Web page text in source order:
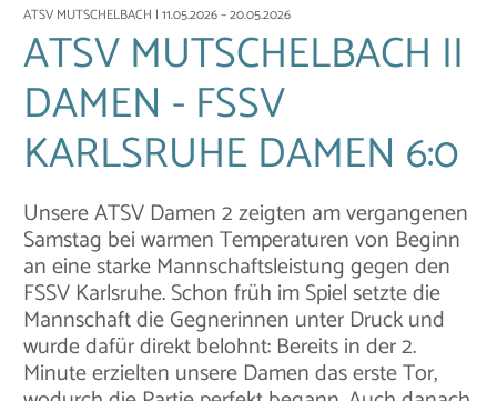
ATSV MUTSCHELBACH | 11.05.2026 – 20.05.2026
ATSV MUTSCHELBACH II
DAMEN - FSSV
KARLSRUHE DAMEN 6:0
Unsere ATSV Damen 2 zeigten am vergangenen
Samstag bei warmen Temperaturen von Beginn
an eine starke Mannschaftsleistung gegen den
FSSV Karlsruhe. Schon früh im Spiel setzte die
Mannschaft die Gegnerinnen unter Druck und
wurde dafür direkt belohnt: Bereits in der 2.
Minute erzielten unsere Damen das erste Tor,